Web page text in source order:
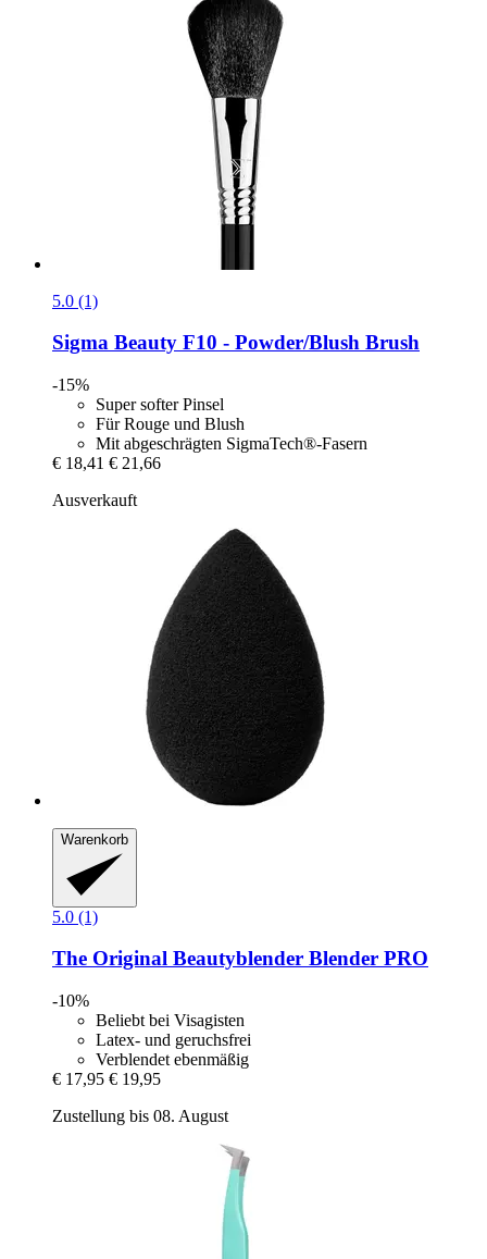
5.0 (1)
Sigma Beauty F10 -​ Powder/Blush Brush
-15%
Super softer Pinsel
Für Rouge und Blush
Mit abgeschrägten SigmaTech®-Fasern
€ 18,41 € 21,66
Ausverkauft
Warenkorb
5.0 (1)
The Original Beautyblender Blender PRO
-10%
Beliebt bei Visagisten
Latex- und geruchsfrei
Verblendet ebenmäßig
€ 17,95 € 19,95
Zustellung bis 08. August